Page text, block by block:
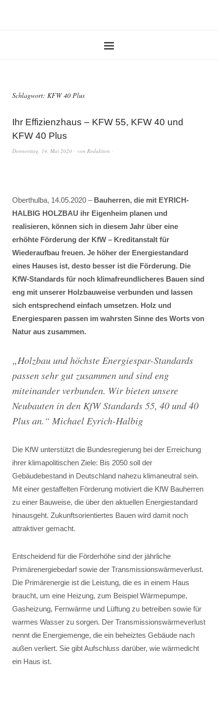
Schlagwort: KFW 40 Plus
Ihr Effizienzhaus – KFW 55, KFW 40 und
KFW 40 Plus
Donnerstag, 14. Mai 2020 von Redaktion
Oberthulba, 14.05.2020 – Bauherren, die mit EYRICH-
HALBIG HOLZBAU ihr Eigenheim planen und
realisieren, können sich in diesem Jahr über eine
erhöhte Förderung der KfW – Kreditanstalt für
Wiederaufbau freuen. Je höher der Energiestandard
eines Hauses ist, desto besser ist die Förderung. Die
KfW-Standards für noch klimafreundlicheres Bauen sind
eng mit unserer Holzbauweise verbunden und lassen
sich entsprechend einfach umsetzen. Holz und
Energiesparen passen im wahrsten Sinne des Worts von
Natur aus zusammen.
„Holzbau und höchste Energiespar-Standards
passen sehr gut zusammen und sind eng
miteinander verbunden. Wir bieten unsere
Neubauten in den KfW Standards 55, 40 und 40
Plus an.“ Michael Eyrich-Halbig
Die KfW unterstützt die Bundesregierung bei der Erreichung
ihrer klimapolitischen Ziele: Bis 2050 soll der
Gebäudebestand in Deutschland nahezu klimaneutral sein.
Mit einer gestaffelten Förderung motiviert die KfW Bauherren
zu einer Bauweise, die über den aktuellen Energiestandard
hinausgeht. Zukunftsorientiertes Bauen wird damit noch
attraktiver gemacht.
Entscheidend für die Förderhöhe sind der jährliche
Primärenergiebedarf sowie der Transmissionswärmeverlust.
Die Primärenergie ist die Leistung, die es in einem Haus
braucht, um eine Heizung, zum Beispiel Wärmepumpe,
Gasheizung, Fernwärme und Lüftung zu betreiben sowie für
warmes Wasser zu sorgen. Der Transmissionswärmeverlust
nennt die Energiemenge, die ein beheiztes Gebäude nach
außen verliert. Sie gibt Aufschluss darüber, wie wärmedicht
ein Haus ist.